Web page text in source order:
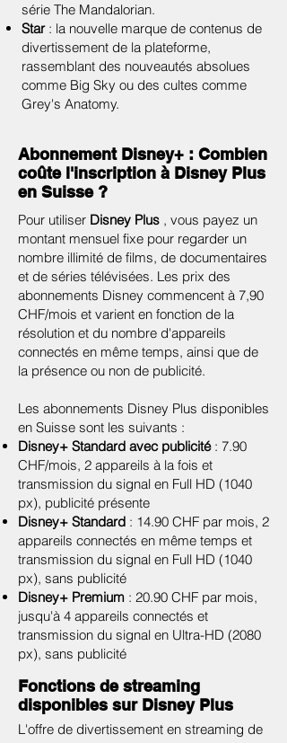
série The Mandalorian.
Star : la nouvelle marque de contenus de
divertissement de la plateforme,
rassemblant des nouveautés absolues
comme Big Sky ou des cultes comme
Grey's Anatomy.
Abonnement Disney+ : Combien
coûte l'inscription à Disney Plus
en Suisse ?
Pour utiliser Disney Plus , vous payez un
montant mensuel fixe pour regarder un
nombre illimité de films, de documentaires
et de séries télévisées. Les prix des
abonnements Disney commencent à 7,90
CHF/mois et varient en fonction de la
résolution et du nombre d'appareils
connectés en même temps, ainsi que de
la présence ou non de publicité.
Les abonnements Disney Plus disponibles
en Suisse sont les suivants :
Disney+ Standard avec publicité: 7.90
CHF/mois, 2 appareils à la fois et
transmission du signal en Full HD (1040
px), publicité présente
Disney+ Standard : 14.90 CHF par mois, 2
appareils connectés en même temps et
transmission du signal en Full HD (1040
px), sans publicité
Disney+ Premium : 20.90 CHF par mois,
jusqu'à 4 appareils connectés et
transmission du signal en Ultra-HD (2080
px), sans publicité
Fonctions de streaming
disponibles sur Disney Plus
L'offre de divertissement en streaming de